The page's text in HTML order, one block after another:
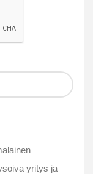
yritys ja